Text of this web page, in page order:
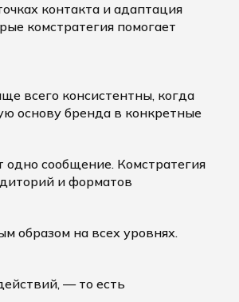
контакта и адаптация
комстратегия помогает
всего консистентны, когда
основу бренда в конкретные
сообщение. Комстратегия
и форматов
образом на всех уровнях.
— то есть